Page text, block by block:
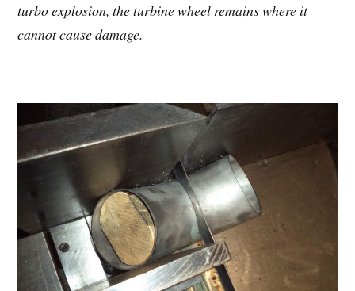
turbo explosion, the turbine wheel remains where it
cannot cause damage.